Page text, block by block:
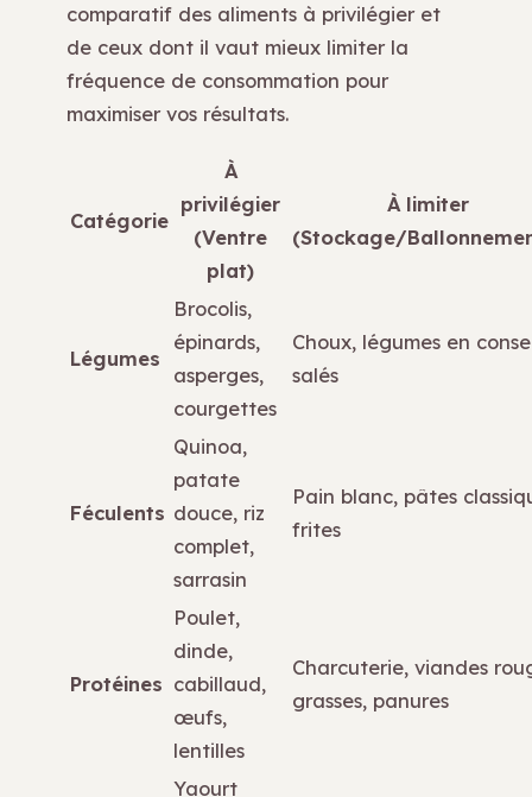
comparatif des aliments à privilégier et
de ceux dont il vaut mieux limiter la
fréquence de consommation pour
maximiser vos résultats.
Catégorie
À
privilégier
(Ventre
plat)
À limiter
(Stockage/
Légumes
Brocolis,
épinards,
asperges,
courgettes
Choux, légumes en
salés
Féculents
Quinoa,
patate
douce, riz
complet,
sarrasin
Pain blanc, pâtes
frites
Protéines
Poulet,
dinde,
cabillaud,
œufs,
lentilles
Charcuterie, viandes
grasses, panures
Yaourt